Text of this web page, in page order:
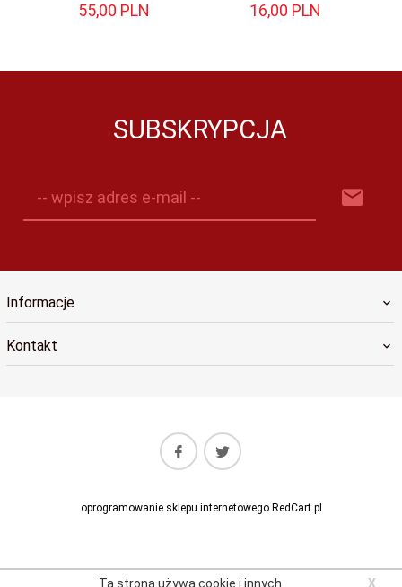
55,00 PLN 16,00 PLN
SUBSKRYPCJA
-- wpisz adres e-mail --
Informacje
Kontakt
oprogramowanie sklepu internetowegoRedCart.pl
Ta strona używa cookie i innych X